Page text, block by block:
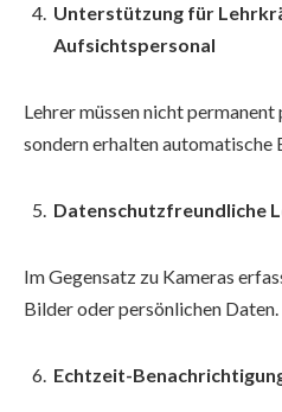
Unterstützung für
Aufsichtspersonal
Lehrer müssen nicht
sondern erhalten automatische
Datenschutzfreundliche
Im Gegensatz zu Kameras
Bilder oder persönlichen Daten.
Echtzeit-